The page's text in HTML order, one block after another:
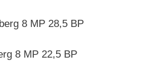
8 MP 28,5 BP
8 MP 22,5 BP